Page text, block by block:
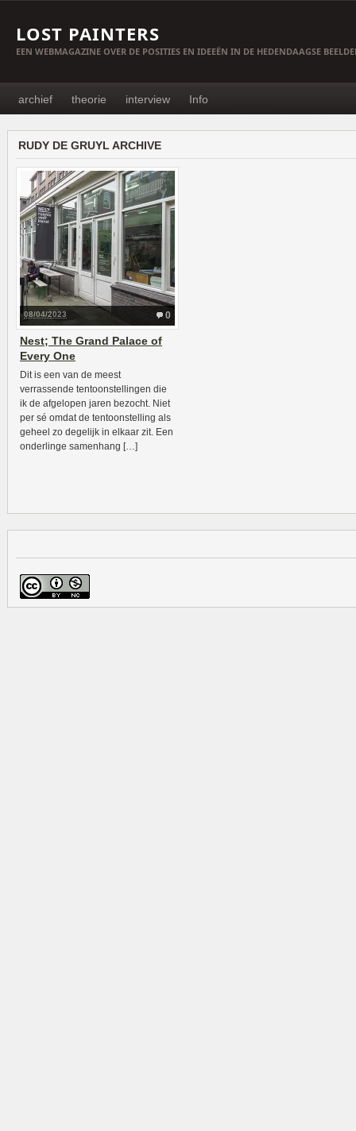
LOST PAINTERS
EEN WEBMAGAZINE OVER DE POSITIES EN IDEEËN IN DE HEDENDAAGSE
archief theorie interview Info
RUDY DE GRUYL ARCHIVE
0
08/04/2023
Nest; The Grand Palace of
Every One
Dit is een van de meest
verrassende tentoonstellingen die
ik de afgelopen jaren bezocht. Niet
per sé omdat de tentoonstelling als
geheel zo degelijk in elkaar zit. Een
onderlinge samenhang […]